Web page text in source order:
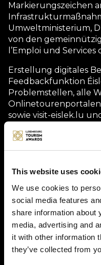
This website uses
We use cookies to
social media features
share information about
media, advertising and
it with other information
they’ve collected from
Description
Entwicklung des
der Wegeverläufe,
Instandhaltung,
Onlinetourenportale,
Markierungszeichen
Umweltministerium,
von den
l’Emploi und Services
Erstellung digitales
Feedbackfunktion
Problemstellen, alle
sowie visit-eislek.lu
mit Onlineangebot